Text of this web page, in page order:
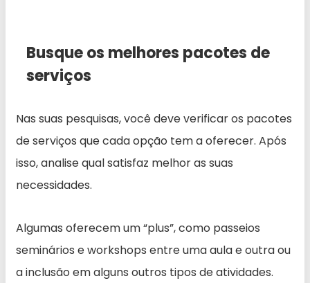
Busque os melhores pacotes de
serviços
Nas suas pesquisas, você deve verificar os pacotes
de serviços que cada opção tem a oferecer. Após
isso, analise qual satisfaz melhor as suas
necessidades.
Algumas oferecem um “plus”, como passeios
seminários e workshops entre uma aula e outra ou
a inclusão em alguns outros tipos de atividades.